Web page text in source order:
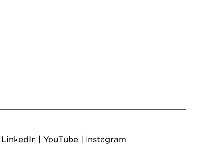
LinkedIn | YouTube | Instagram